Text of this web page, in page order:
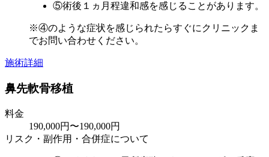
⑤術後１ヵ月程違和感を感じることがあります。
※④のような症状を感じられたらすぐにクリニックま
でお問い合わせください。
施術詳細
鼻先軟骨移植
料金
190,000円〜190,000円
リスク・副作用・合併症について